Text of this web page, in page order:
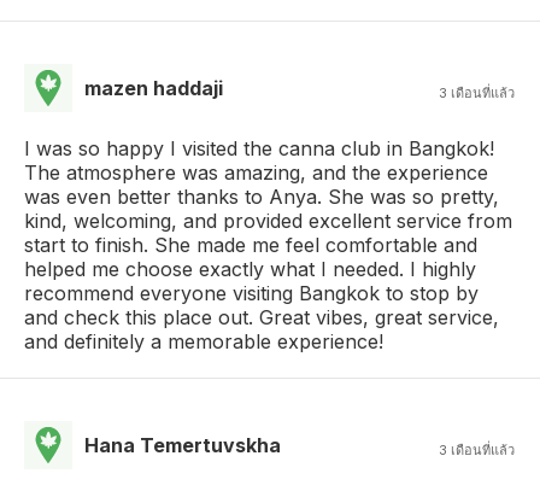
mazen haddaji 3 เดือนที่แล้ว
I was so happy I visited the canna club in Bangkok!
The atmosphere was amazing, and the experience
was even better thanks to Anya. She was so pretty,
kind, welcoming, and provided excellent service from
start to finish. She made me feel comfortable and
helped me choose exactly what I needed. I highly
recommend everyone visiting Bangkok to stop by
and check this place out. Great vibes, great service,
and definitely a memorable experience!
Hana Temertuvskha 3 เดือนที่แล้ว